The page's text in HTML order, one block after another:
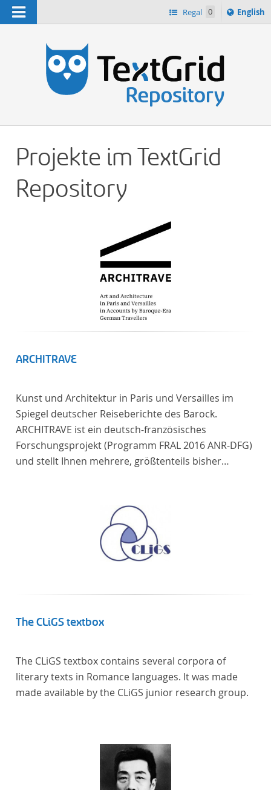
Navigation Regal 0
Switch
English
Projekte im TextGrid
Repository
ARCHITRAVE
Kunst und Architektur in Paris und Versailles im
Spiegel deutscher Reiseberichte des Barock.
ARCHITRAVE ist ein deutsch-französisches
Forschungsprojekt (Programm FRAL 2016 ANR-DFG)
und stellt Ihnen mehrere, größtenteils bisher
Architekten und Diplomaten, die sich am Übergang
zwischen Barock und Frühaufklärung nach
Frankreich begeben haben, bilden dabei den
The CLiGS textbox
The CLiGS textbox contains several corpora of
literary texts in Romance languages. It was made
made available by the CLiGS junior research group.